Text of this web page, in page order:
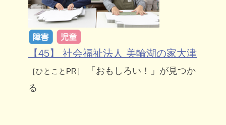
【45】 社会福祉法人 美輪湖の家大津
［ひとことPR］
「おもしろい！」が見つか
る